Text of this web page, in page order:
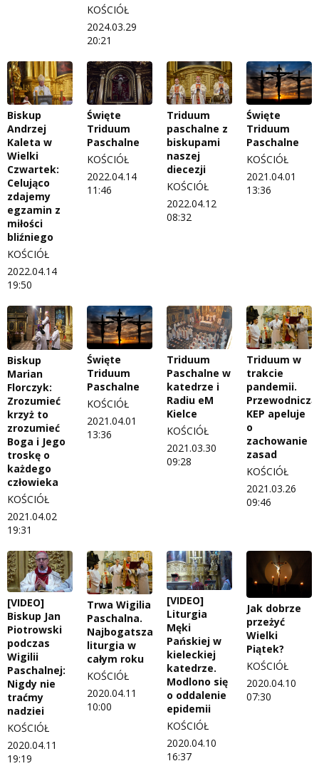
KOŚCIÓŁ
2024.03.29
20:21
Biskup
Andrzej
Kaleta w
Wielki
Czwartek:
Celująco
zdajemy
egzamin z
miłości
bliźniego
KOŚCIÓŁ
2022.04.14
19:50
Święte
Triduum
Paschalne
KOŚCIÓŁ
2022.04.14
11:46
Triduum
paschalne z
biskupami
naszej
diecezji
KOŚCIÓŁ
2022.04.12
08:32
Święte
Triduum
Paschalne
KOŚCIÓŁ
2021.04.01
13:36
Biskup
Marian
Florczyk:
Zrozumieć
krzyż to
zrozumieć
Boga i Jego
troskę o
każdego
człowieka
KOŚCIÓŁ
2021.04.02
19:31
Święte
Triduum
Paschalne
KOŚCIÓŁ
2021.04.01
13:36
Triduum
Paschalne w
katedrze i
Radiu eM
Kielce
KOŚCIÓŁ
2021.03.30
09:28
Triduum w
trakcie
pandemii.
KEP apeluje
o
zachowanie
zasad
KOŚCIÓŁ
2021.03.26
09:46
[VIDEO]
Biskup Jan
Piotrowski
podczas
Wigilii
Paschalnej:
Nigdy nie
traćmy
nadziei
KOŚCIÓŁ
2020.04.11
19:19
Trwa Wigilia
Paschalna.
Najbogatsza
liturgia w
całym roku
KOŚCIÓŁ
2020.04.11
10:00
[VIDEO]
Liturgia
Męki
Pańskiej w
kieleckiej
katedrze.
Modlono się
o oddalenie
epidemii
KOŚCIÓŁ
2020.04.10
16:37
Jak dobrze
przeżyć
Wielki
Piątek?
KOŚCIÓŁ
2020.04.10
07:30